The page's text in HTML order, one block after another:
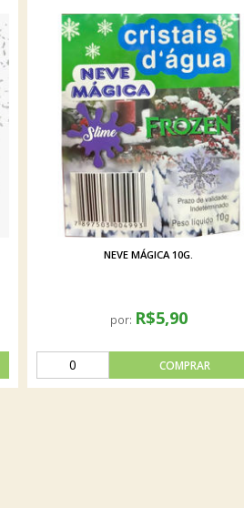
NEVE MÁGICA 10G.
por: R$5,90